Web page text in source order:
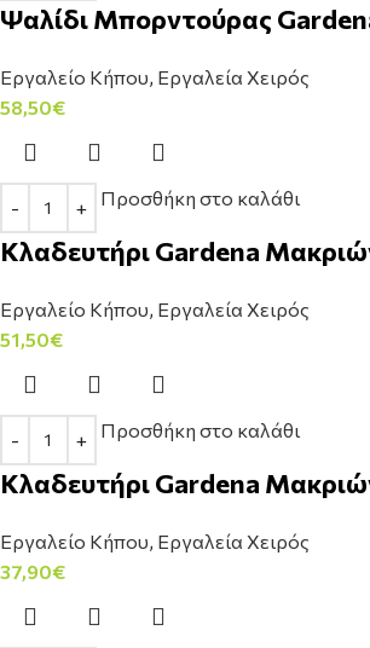
Ψαλίδι Μπορντούρας
Εργαλείο Κήπου, Εργαλεία Χειρός
58,50€
Προσθήκη στο καλάθι
Κλαδευτήρι Gardena
Εργαλείο Κήπου, Εργαλεία Χειρός
51,50€
Προσθήκη στο καλάθι
Κλαδευτήρι Gardena
Εργαλείο Κήπου, Εργαλεία Χειρός
37,90€